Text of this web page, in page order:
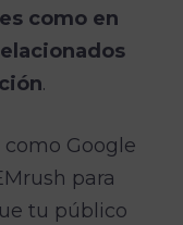
como en
.
Google
para
tu público